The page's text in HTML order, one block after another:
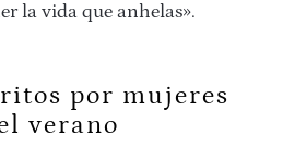
la vida que anhelas».